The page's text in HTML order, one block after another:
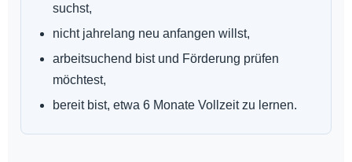
suchst,
nicht jahrelang neu anfangen willst,
arbeitsuchend bist und Förderung prüfen
möchtest,
bereit bist, etwa 6 Monate Vollzeit zu lernen.